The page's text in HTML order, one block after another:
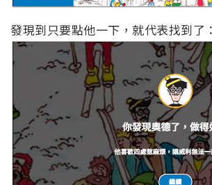
發現到只要點他一下，就代表找到了：